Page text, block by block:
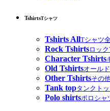
TshirtsTシャツ
Tshirts AllTシャツ
Rock Tshirtsロッ
Character Tshirts
Old Tshirtsオール
Other Tshirtsその
Tank topタンクト
Polo shirtsポロシャ